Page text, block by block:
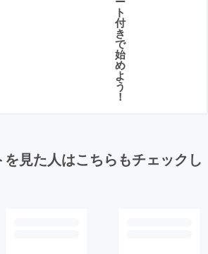
ト
付
き
で
始
め
よ
う
！
見た人はこちらもチェックし